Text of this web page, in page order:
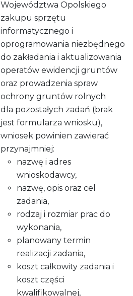
Województwa Opolskiego
zakupu sprzętu
informatycznego i
oprogramowania niezbędnego
do zakładania i aktualizowania
operatów ewidencji gruntów
oraz prowadzenia spraw
ochrony gruntów rolnych
dla pozostałych zadań (brak
jest formularza wniosku),
wniosek powinien zawierać
przynajmniej:
nazwę i adres
wnioskodawcy,
nazwę, opis oraz cel
zadania,
rodzaj i rozmiar prac do
wykonania,
planowany termin
realizacji zadania,
koszt całkowity zadania i
koszt części
kwalifikowalnej,